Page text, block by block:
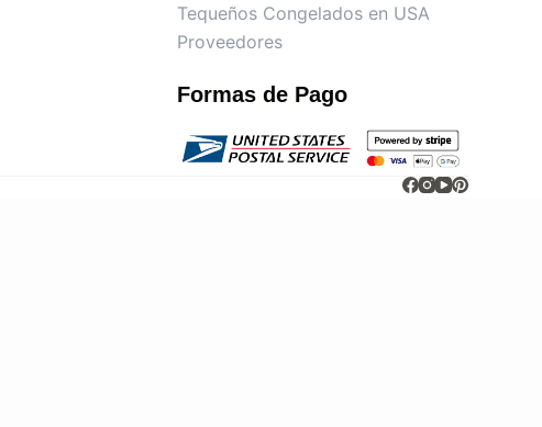
Tequeños Congelados en USA
Proveedores
Formas de Pago